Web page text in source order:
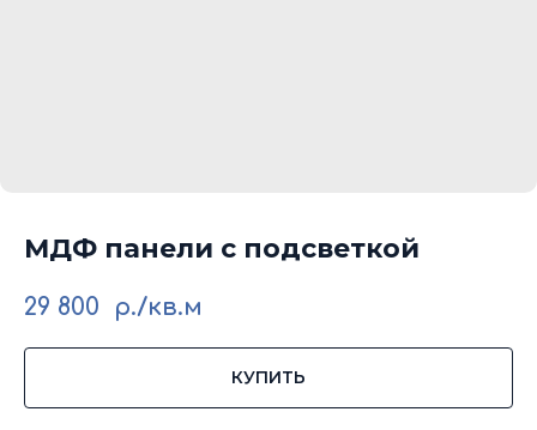
МДФ панели с подсветкой
29 800 р./кв.м
КУПИТЬ